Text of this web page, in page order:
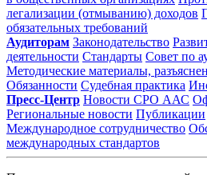
легализации (отмыванию) доходов
обязательных требований
Аудиторам Законодательство
деятельности Стандарты Совет по
Методические материалы,
Обязанности Судебная практика
Пресс-Центр Новости СРО ААС
Региональные новости Публикации
Международное сотрудничество
международных стандартов